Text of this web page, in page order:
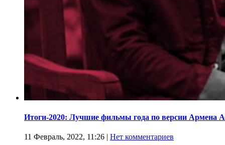
Итоги-2020: Лучшие фильмы года по версии Армена
11 Февраль, 2022, 11:26 | Нет комментариев